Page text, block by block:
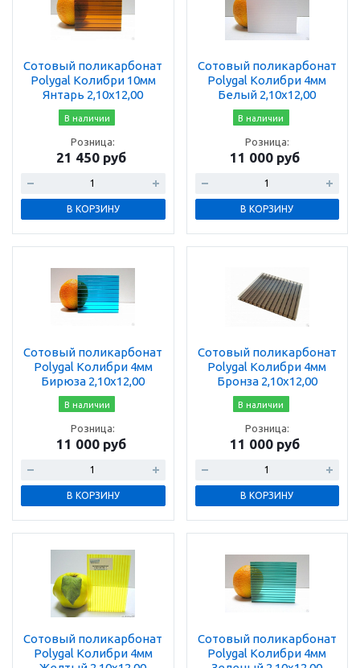
Сотовый поликарбонат
Polygal Колибри 10мм
Янтарь 2,10x12,00
В наличии
Розница:
21 450 руб
В КОРЗИНУ
Сотовый поликарбонат
Polygal Колибри 4мм
Белый 2,10x12,00
В наличии
Розница:
11 000 руб
В КОРЗИНУ
Сотовый поликарбонат
Polygal Колибри 4мм
Бирюза 2,10x12,00
В наличии
Розница:
11 000 руб
В КОРЗИНУ
Сотовый поликарбонат
Polygal Колибри 4мм
Бронза 2,10x12,00
В наличии
Розница:
11 000 руб
В КОРЗИНУ
Сотовый поликарбонат
Polygal Колибри 4мм
Сотовый поликарбонат
Polygal Колибри 4мм